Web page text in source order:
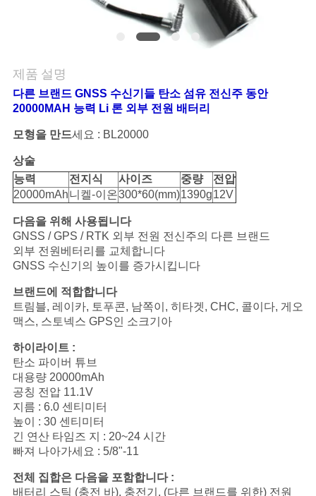
용
문
을
요
구
하
세
요
사
이
트
맵
PRIVACY
POLICY
제품 설명
다른 브랜드 GNSS 수신기들 탄소 섬유 전신주 동안
20000MAH 능력 Li 론 외부 전원 배터리
모형을 만드세요 : BL20000
상술
능력
전지식 사이즈 중량
전압
20000mAh니켈-이온300*60(mm)1390g12V
다음을 위해 사용됩니다
GNSS / GPS / RTK 외부 전원 전신주의 다른 브랜드
외부 전원베터리를 교체합니다
GNSS 수신기의 높이를 증가시킵니다
브랜드에 적합합니다
트림블, 레이카, 토푸콘, 남쪽이, 히타겟, CHC, 콜이다, 게오
맥스, 스토넥스 GPS인 소크기아
하이라이트 :
탄소 파이버 튜브
대용량 20000mAh
공칭 전압 11.1V
지름 : 6.0 센티미터
높이 : 30 센티미터
긴 연산 타임즈 지 : 20~24 시간
빠져 나아가세요 : 5/8"-11
전체 집합은 다음을 포함합니다 :
배터리 스틱 (충전 바), 충전기, (다른 브랜드를 위한) 전원